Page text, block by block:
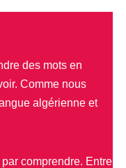
des mots en
Comme nous
algérienne et
comprendre. Entre